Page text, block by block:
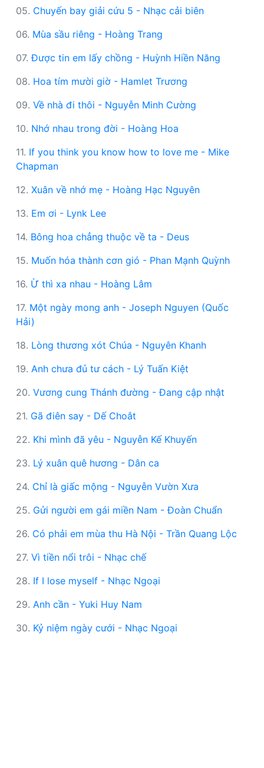
05. Chuyến bay giải cứu 5 - Nhạc cải biên
06. Mùa sầu riêng - Hoàng Trang
07.Được tin em lấy chồng - Huỳnh Hiền Năng
08. Hoa tím mười giờ - Hamlet Trương
09. Về nhà đi thôi - Nguyễn Minh Cường
10. Nhớ nhau trong đời - Hoàng Hoa
11. If you think you know how to love me - Mike
Chapman
12. Xuân về nhớ mẹ - Hoàng Hạc Nguyên
13. Em ơi - Lynk Lee
14. Bông hoa chẳng thuộc về ta - Deus
15. Muốn hóa thành cơn gió - Phan Mạnh Quỳnh
16. Ừ thì xa nhau - Hoàng Lâm
17. Một ngày mong anh - Joseph Nguyen (Quốc
Hải)
18. Lòng thương xót Chúa - Nguyên Khanh
19. Anh chưa đủ tư cách - Lý Tuấn Kiệt
20. Vương cung Thánh đường - Đang cập nhật
21. Gã điên say - Dế Choắt
22. Khi mình đã yêu - Nguyễn Kế Khuyến
23. Lý xuân quê hương - Dân ca
24. Chỉ là giấc mộng - Nguyễn Vườn Xưa
25. Gửi người em gái miền Nam - Đoàn Chuẩn
26. Có phải em mùa thu Hà Nội - Trần Quang Lộc
27. Vì tiền nổi trôi - Nhạc chế
28. If I lose myself - Nhạc Ngoại
29. Anh cần - Yuki Huy Nam
30. Kỷ niệm ngày cưới - Nhạc Ngoại